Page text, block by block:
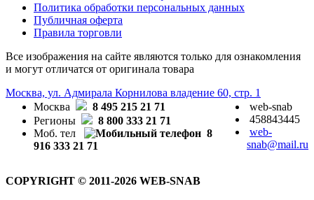
Политика обработки персональных данных
Публичная оферта
Правила торговли
Все изображения на сайте являются только для ознакомления
и могут отличатся от оригинала товара
Москва, ул. Адмирала Корнилова владение 60, стр. 1
Москва
8 495 215 21 71
Регионы
8 800 333 21 71
Моб. тел
8
916 333 21 71
web-snab
458843445
web-
snab@mail.ru
COPYRIGHT © 2011-2026 WEB-SNAB